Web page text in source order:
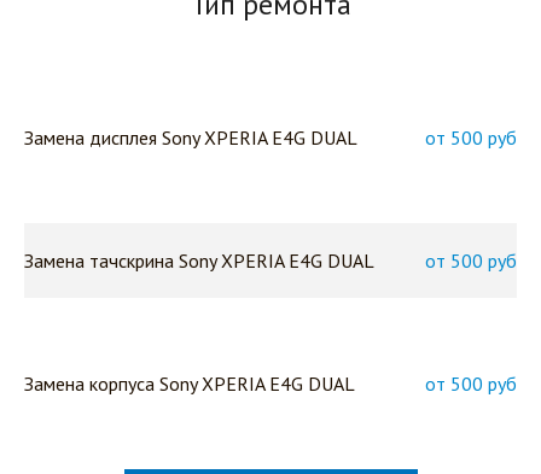
Замена дисплея Sony XPERIA E4G DUAL от 500 руб
Замена тачскрина Sony XPERIA E4G DUAL от 500 руб
Замена корпуса Sony XPERIA E4G DUAL от 500 руб